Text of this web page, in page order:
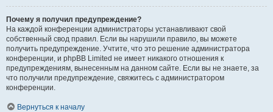
Почему я получил предупреждение?
На каждой конференции администраторы устанавливают свой
собственный свод правил. Если вы нарушили правило, вы можете
получить предупреждение. Учтите, что это решение администратора
конференции, и phpBB Limited не имеет никакого отношения к
предупреждениям, вынесенным на данном сайте. Если вы не знаете, за
что получили предупреждение, свяжитесь с администратором
конференции.
Вернуться к началу